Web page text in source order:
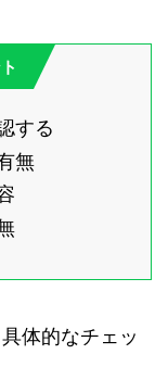
する
無
体的なチェッ